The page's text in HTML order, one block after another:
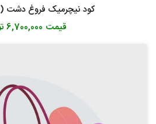
کود نیچرمیک فروغ دشت (Naturmic)
قیمت 6,700,000 تومان